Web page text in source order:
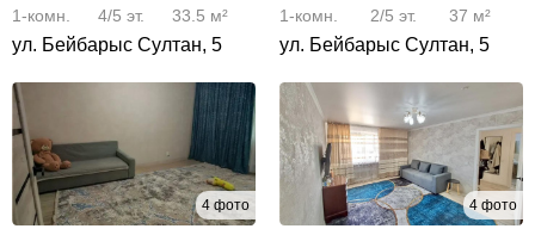
1-комн. 4/5 эт. 33.5 м²
ул. Бейбарыс Султан, 5
1-комн. 2/5 эт. 37 м²
ул. Бейбарыс Султан, 5
4 фото 4 фото